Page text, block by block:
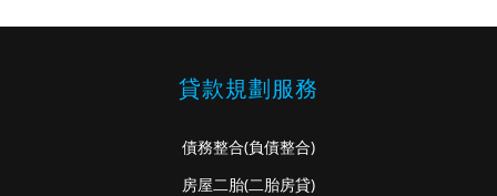
貸款規劃服務
債務整合(負債整合)
房屋二胎(二胎房貸)